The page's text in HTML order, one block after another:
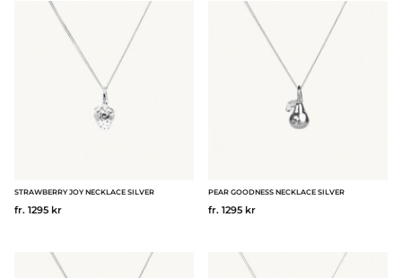
STRAWBERRY JOY NECKLACE SILVER
fr. 1295 kr
PEAR GOODNESS NECKLACE SILVER
fr. 1295 kr